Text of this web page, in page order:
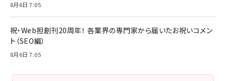
8月6日 7:05
祝・Web担創刊20周年！ 各業界の専門家から届いたお祝いコメン
ト（SEO編）
8月6日 7:05